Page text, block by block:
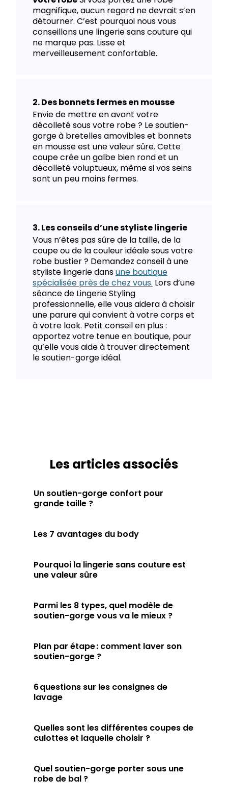
magnifique, aucun regard ne devrait s’en
détourner. C’est pourquoi nous vous
conseillons une lingerie sans couture qui
ne marque pas. Lisse et
merveilleusement confortable.
Des bonnets fermes en mousse
Envie de mettre en avant votre
décolleté sous votre robe ? Le soutien-
gorge à bretelles amovibles et bonnets
en mousse est une valeur sûre. Cette
coupe crée un galbe bien rond et un
décolleté voluptueux, même si vos seins
sont un peu moins fermes.
Les conseils d’une styliste lingerie
Vous n’êtes pas sûre de la taille, de la
coupe ou de la couleur idéale sous votre
robe bustier ? Demandez conseil à une
styliste lingerie dansune boutique
spécialisée près de chez vous. Lors d’une
séance de Lingerie Styling
professionnelle, elle vous aidera à choisir
une parure qui convient à votre corps et
à votre look. Petit conseil en plus :
apportez votre tenue en boutique, pour
qu’elle vous aide à trouver directement
le soutien-gorge idéal.
Les articles associés
Un soutien-gorge confort pour
grande taille ?
Les 7 avantages du body
Pourquoi la lingerie sans couture est
une valeur sûre
Parmi les 8 types, quel modèle de
soutien-gorge vous va le mieux ?
Plan par étape : comment laver son
soutien-gorge ?
6 questions sur les consignes de
lavage
Quelles sont les différentes coupes de
culottes et laquelle choisir ?
Quel soutien-gorge porter sous une
robe de bal ?